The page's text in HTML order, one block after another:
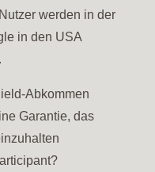
werden in der
in den USA
Abkommen
Garantie, das